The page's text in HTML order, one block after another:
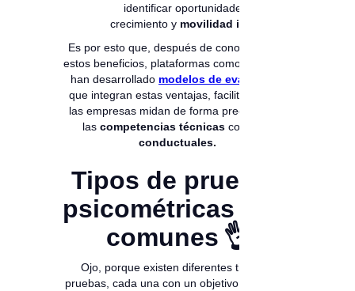
identificar oportunidades de
crecimiento y movilidad interna.
Es por esto que, después de conocer todos
estos beneficios, plataformas como
han desarrollado modelos de evaluación
que integran estas ventajas, facilitando que
las empresas midan de forma precisa tanto
las competencias técnicascomo las
conductuales.
Tipos de pruebas
psicométricas más
comunes 👌
Ojo, porque existen diferentes tipos de
pruebas, cada una con un objetivo particular.